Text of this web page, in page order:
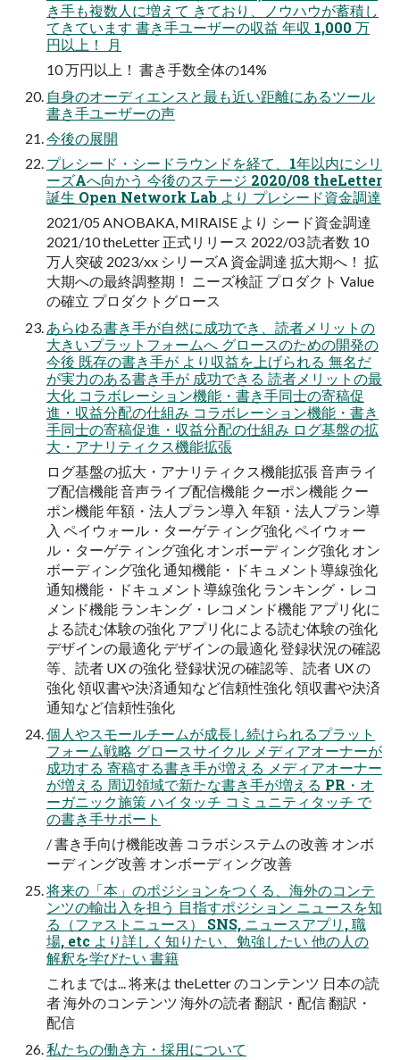
き手も複数人に増えて きており、ノウハウが蓄積し
てきています 書き手ユーザーの収益 年収 1,000 万
円以上！ 月
10 万円以上！ 書き手数全体の14%
自身のオーディエンスと最も近い距離にあるツール
書き手ユーザーの声
今後の展開
プレシード・シードラウンドを経て、1年以内にシリ
ーズAへ向かう 今後のステージ 2020/08 theLetter
誕生 Open Network Lab より プレシード資金調達
2021/05 ANOBAKA, MIRAISE より シード資金調達
2021/10 theLetter 正式リリース 2022/03 読者数 10
万人突破 2023/xx シリーズA 資金調達 拡大期へ！ 拡
大期への最終調整期！ ニーズ検証 プロダクト Value
の確立 プロダクトグロース
あらゆる書き手が自然に成功でき、読者メリットの
大きいプラットフォームへ グロースのための開発の
今後 既存の書き手が より収益を上げられる 無名だ
が実力のある書き手が 成功できる 読者メリットの最
大化 コラボレーション機能・書き手同士の寄稿促
進・収益分配の仕組み コラボレーション機能・書き
手同士の寄稿促進・収益分配の仕組み ログ基盤の拡
大・アナリティクス機能拡張
ログ基盤の拡大・アナリティクス機能拡張 音声ライ
ブ配信機能 音声ライブ配信機能 クーポン機能 クー
ポン機能 年額・法人プラン導入 年額・法人プラン導
入 ペイウォール・ターゲティング強化 ペイウォー
ル・ターゲティング強化 オンボーディング強化 オン
ボーディング強化 通知機能・ドキュメント導線強化
通知機能・ドキュメント導線強化 ランキング・レコ
メンド機能 ランキング・レコメンド機能 アプリ化に
よる読む体験の強化 アプリ化による読む体験の強化
デザインの最適化 デザインの最適化 登録状況の確認
等、読者 UX の強化 登録状況の確認等、読者 UX の
強化 領収書や決済通知など信頼性強化 領収書や決済
通知など信頼性強化
個人やスモールチームが成長し続けられるプラット
フォーム戦略 グロースサイクル メディアオーナーが
成功する 寄稿する書き手が増える メディアオーナー
が増える 周辺領域で新たな書き手が増える PR・オ
ーガニック施策 ハイタッチ コミュニティタッチ で
の書き手サポート
/ 書き手向け機能改善 コラボシステムの改善 オンボ
ーディング改善 オンボーディング改善
将来の「本」のポジションをつくる、海外のコンテ
ンツの輸出入を担う 目指すポジション ニュースを知
る（ファストニュース） SNS, ニュースアプリ, 職
場, etc より詳しく知りたい、勉強したい 他の人の
解釈を学びたい 書籍
これまでは... 将来は theLetter のコンテンツ 日本の読
者 海外のコンテンツ 海外の読者 翻訳・配信 翻訳・
配信
私たちの働き方・採用について